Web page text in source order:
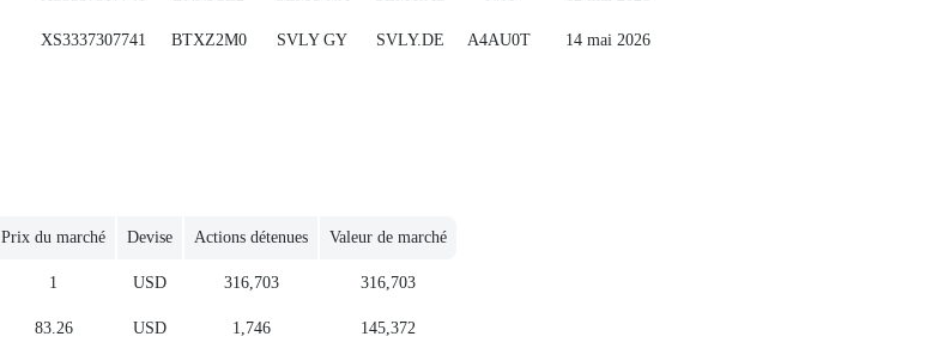
XS3337307741 BTXZ2M0 SVLY GY SVLY.DE A4AU0T 14 mai 2026
Prix du marché Devise Actions détenues Valeur de marché
1 USD 316,703 316,703
83.26 USD 1,746 145,372